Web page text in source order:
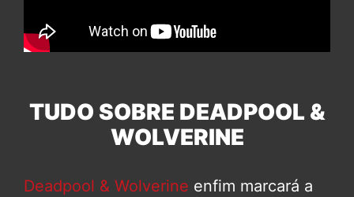
TUDO SOBRE DEADPOOL &
WOLVERINE
Deadpool & Wolverine enfim marcará a